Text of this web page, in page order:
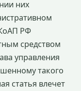
них
РФ
средством
управления
такого
статья влечет